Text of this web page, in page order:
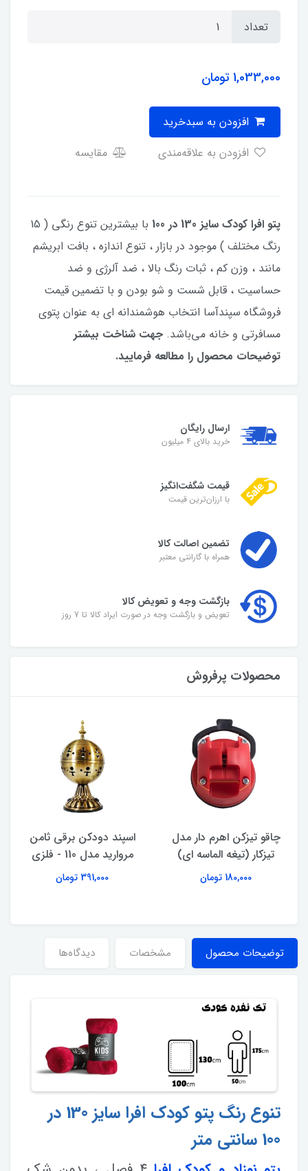
تعداد
1,033,000تومان
مقایسه
پتو افرا کودک سایز 130 در 100
با بیشترین تنوع رنگی ( 15
رنگ مختلف ) موجود در بازار ، تنوع اندازه ، بافت ابریشم
مانند ، وزن کم ، ثبات رنگ بالا ، ضد آلرژی و ضد
حساسیت ، قابل شست و شو بودن و با تضمین قیمت
فروشگاه سپندآسا انتخاب هوشمندانه ای به عنوان پتوی
مسافرتی و خانه می‌باشد. جهت شناخت بیشتر
توضیحات محصول را مطالعه فرمایید.
ارسال رایگان
خرید بالای 4 میلیون
قیمت شگفت‌انگیز
با ارزان‌ترین قیمت
تضمین اصالت کالا
همراه با گارانتی معتبر
بازگشت وجه و تعویض کالا
تعویض و بازگشت وجه در صورت ایراد کالا تا 7 روز
محصولات پرفروش
چاقو تیزکن اهرم‌ دار مدل
تیزکار (تیغه الماسه ای)
180,000 تومان
اسپند دودکن برقی ثامن
مروارید مدل 110 - فلزی
391,000 تومان
توضیحات محصول مشخصات دیدگاه‌ها
تنوع رنگ پتو کودک افرا سایز 130 در
100 سانتی متر